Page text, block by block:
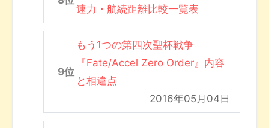
速力・航続距離比較一覧表
もう1つの第四次聖杯戦争
『Fate/Accel Zero Order』内容
と相違点
2016年05月04日